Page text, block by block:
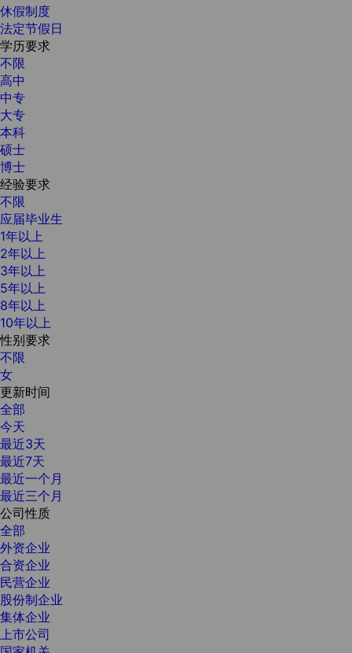
休假制度
法定节假日
学历要求
不限
高中
中专
大专
本科
硕士
博士
经验要求
不限
应届毕业生
1年以上
2年以上
3年以上
5年以上
8年以上
10年以上
性别要求
不限
女
更新时间
全部
今天
最近3天
最近7天
最近一个月
最近三个月
公司性质
全部
外资企业
合资企业
民营企业
股份制企业
集体企业
上市公司